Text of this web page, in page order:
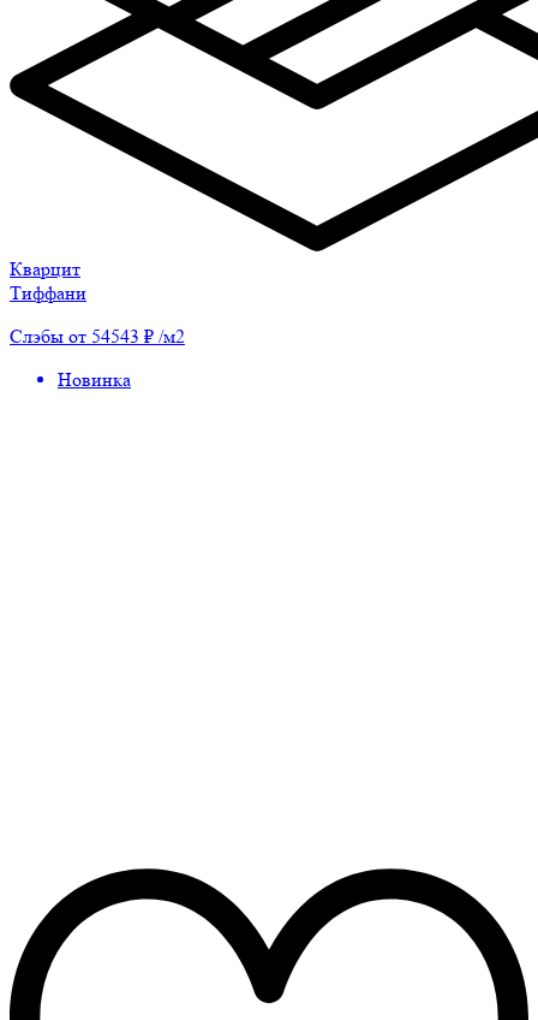
Кварцит
Тиффани
Слэбы от 54543 ₽ /м2
Новинка